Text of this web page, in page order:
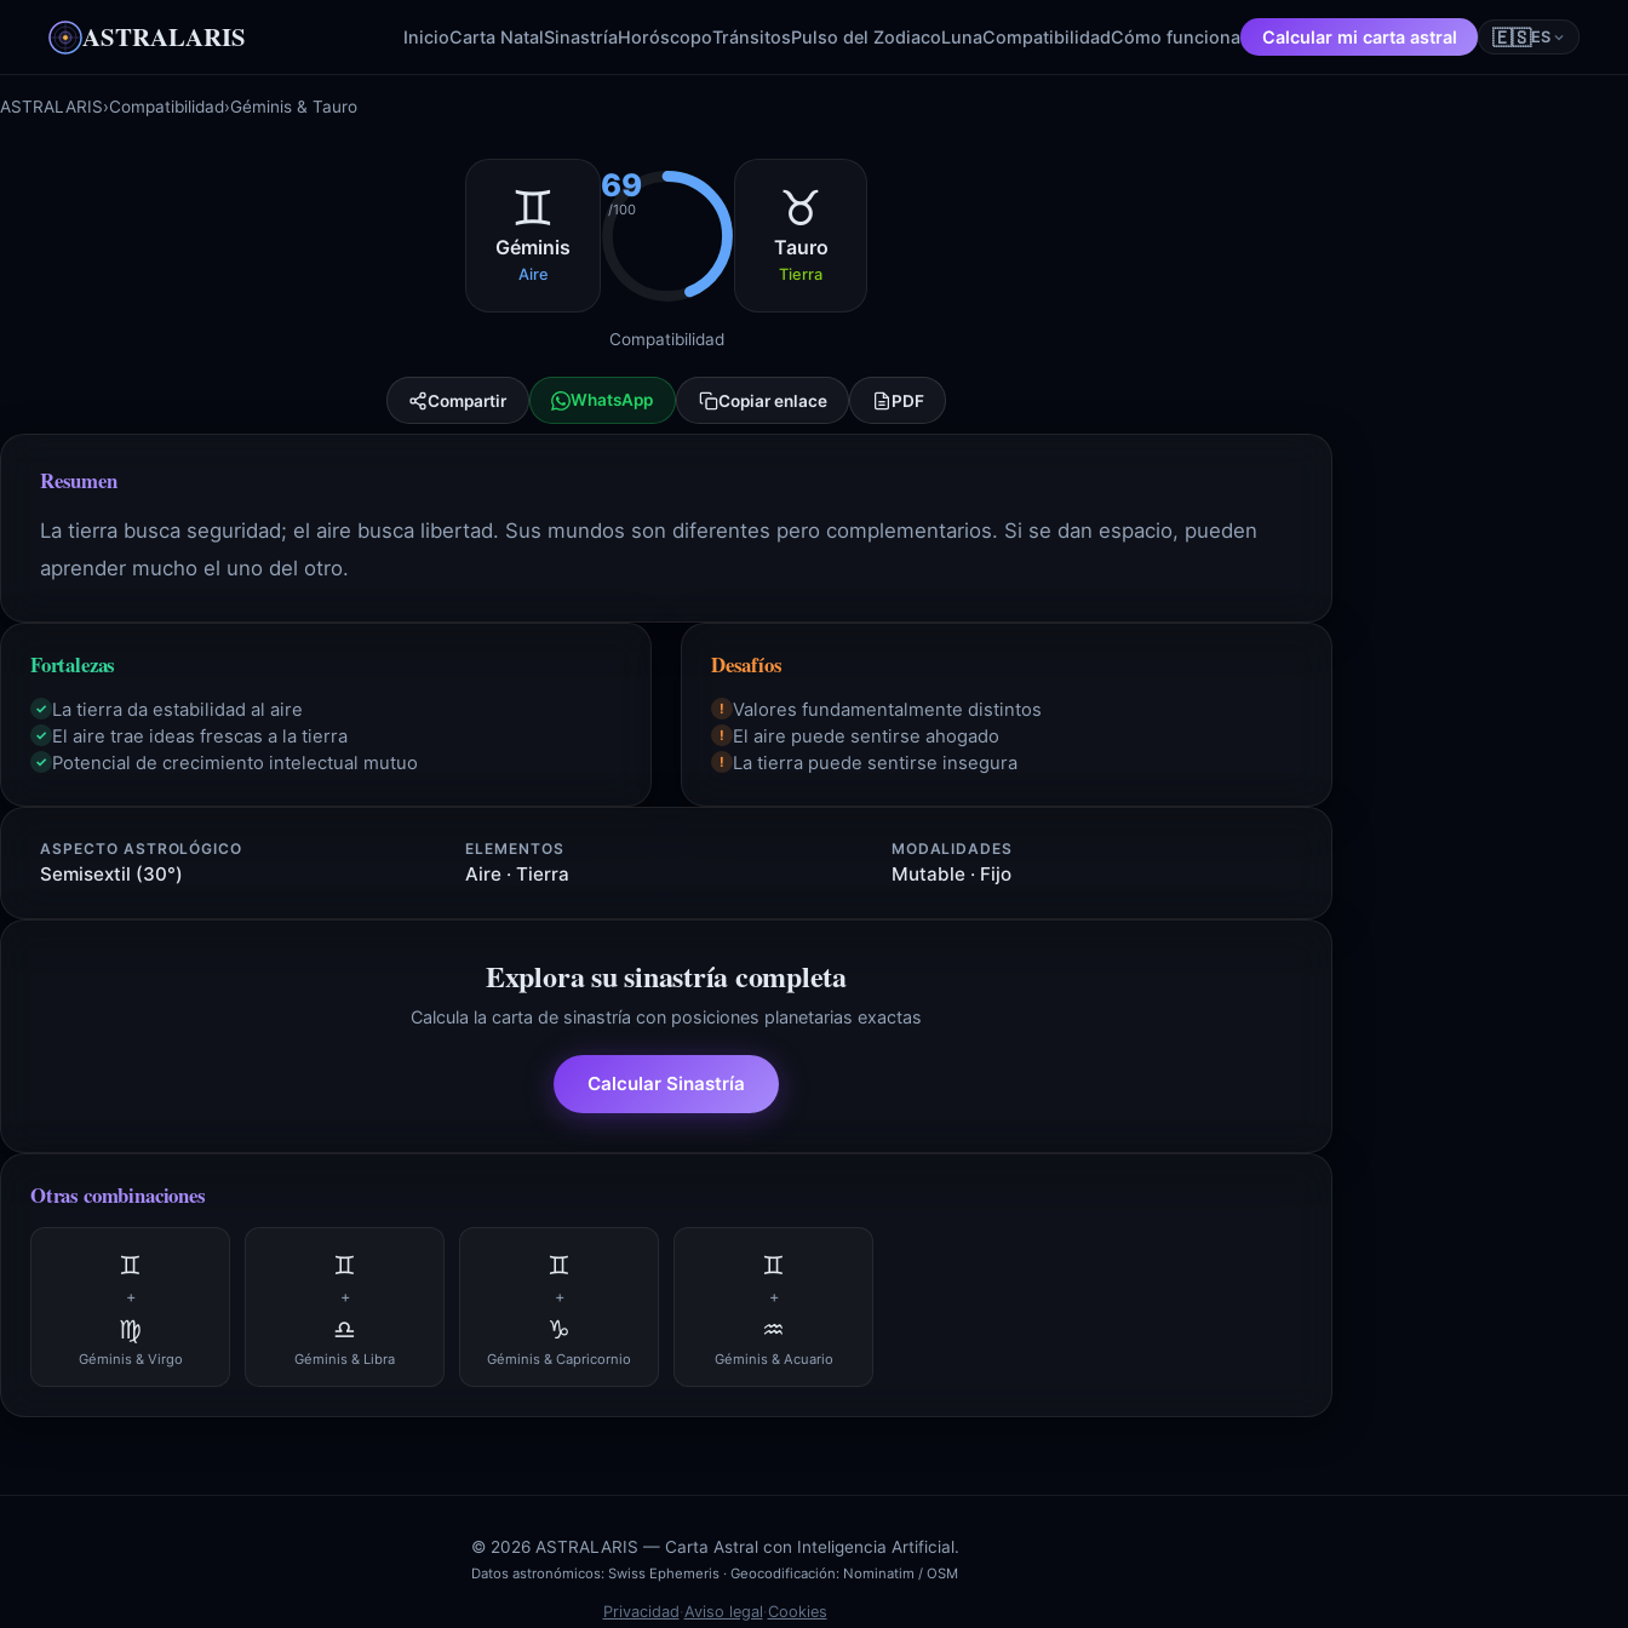
ASTRALARIS InicioCarta NatalSinastríaHoróscopoTránsitosPulso del ZodiacoLunaCompatibilidadCómo funciona Calcular mi carta astral 🇪🇸ES
ASTRALARIS›Compatibilidad›Géminis & Tauro
♊
Géminis
Aire
69
/100 ♉
Tauro
Tierra
Compatibilidad
Compartir WhatsApp Copiar enlace PDF
Resumen
La tierra busca seguridad; el aire busca libertad. Sus mundos son diferentes pero complementarios. Si se dan espacio, pueden
aprender mucho el uno del otro.
Fortalezas
✓ La tierra da estabilidad al aire
✓ El aire trae ideas frescas a la tierra
✓ Potencial de crecimiento intelectual mutuo
Desafíos
! Valores fundamentalmente distintos
! El aire puede sentirse ahogado
! La tierra puede sentirse insegura
ASPECTO ASTROLÓGICO
Semisextil (30°)
ELEMENTOS
Aire · Tierra
MODALIDADES
Mutable · Fijo
Explora su sinastría completa
Calcula la carta de sinastría con posiciones planetarias exactas
Calcular Sinastría
Otras combinaciones
♊
+
♍
Géminis & Virgo
♊
+
♎
Géminis & Libra
♊
+
♑
Géminis & Capricornio
♊
+
♒
Géminis & Acuario
© 2026 ASTRALARIS — Carta Astral con Inteligencia Artificial.
Datos astronómicos: Swiss Ephemeris · Geocodificación: Nominatim / OSM
Privacidad·Aviso legal·Cookies